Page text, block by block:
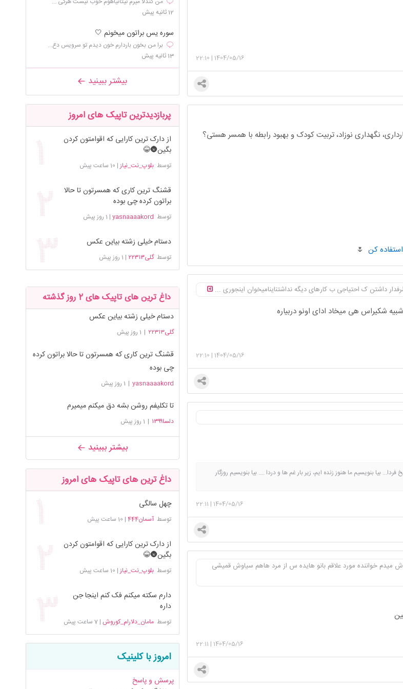
1404/05/16
|
22:10
نگهداری نوزاد، تربیت کودک و بهبود رابطه با همسر هستی؟
🌷
داشتن ک احتیاجی ب کارهای دیگه نداشتناینامیخوان اینجوری ...
شکیراس هی میخاد ادای اونو دربیاره
1404/05/16
|
22:10
بیا بنویسیم ما هنوز زنده ایم، زیر بار غم ها و دردا .... بیا بنویسیم روزگار
و قهر و تحریم و ستم، این جهان پلشته، کی میدونه غیر خودمون، چی به ما
1404/05/16
|
22:11
میدم خواننده مورد علاقم بانو هایده س از مرد هاهم سیاوش قمیشی
1404/05/16
|
22:11
12 ثانیه پیش
سوره یس براتون میخونم 🤍
برا من بخون باردارم خون دیدم تو سرویس دع...
13 ثانیه پیش
بیشتر ببینید
پربازدیدترین تاپیک های امروز
از دارک ترین کارایی که اقوامتون کردن
بگین🌚😂
توسطبلوپ_نت_نیاز| 10 ساعت پیش
قشنگ ترین کاری که همسرتون تا حالا
براتون کرده چی بوده
توسط yasnaaaakord
| 1 روز پیش
دستام خیلی زشته بیاین عکس
توسطگلی۲۲۳۱۳ | 1 روز پیش
داغ ترین های تاپیک های 2 روز گذشته
دستام خیلی زشته بیاین عکس
گلی۲۲۳۱۳ | 1 روز پیش
قشنگ ترین کاری که همسرتون تا حالا براتون کرده
چی بوده
yasnaaaakord
| 1 روز پیش
تا تکلیفم روشن بشه دق میکنم میمیرم
دلسا۱۳۹۹ | 1 روز پیش
بیشتر ببینید
داغ ترین های تاپیک های امروز
چهل سالگی
توسطآسمان444 | 10 ساعت پیش
از دارک ترین کارایی که اقوامتون کردن
بگین🌚😂
توسطبلوپ_نت_نیاز| 10 ساعت پیش
دارم سکته میکنم فک کنم اینجا جن
داره
توسطمامان_دلارام_کوروش |7 ساعت پیش
امروز با کلینیک
پرسش و پاسخ